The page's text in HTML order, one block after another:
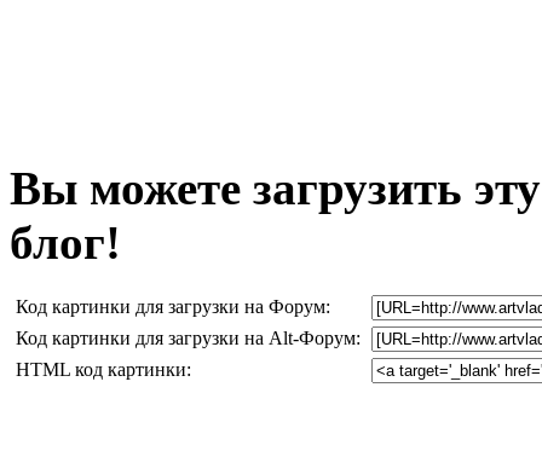
Вы можете загрузить
блог!
Код картинки для загрузки на Форум:
Код картинки для загрузки на Alt-Форум:
HTML код картинки: